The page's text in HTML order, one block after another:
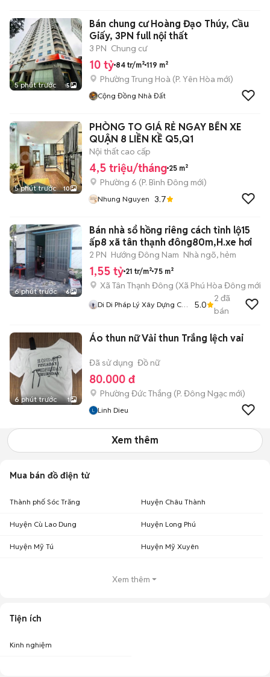
5 phút trước 5
Bán chung cư Hoàng Đạo Thúy, Cầu
Giấy, 3PN full nội thất
3 PN Chung cư
10 tỷ 84 tr/m² 119 m²
Phường Trung Hoà (P. Yên Hòa mới)
Cộng Đồng Nhà Đất
5 phút trước 10
PHÒNG TO GIÁ RẺ NGAY BẾN XE
QUẬN 8 LIỀN KỀ Q5,Q1
Nội thất cao cấp
4,5 triệu/tháng 25 m²
Phường 6 (P. Bình Đông mới)
Nhung Nguyen 3.7
6 phút trước 6
Bán nhà sổ hồng riêng cách tỉnh lộ15
ấp8 xã tân thạnh đông80m,H.xe hơi
2 PN Hướng Đông Nam Nhà ngõ, hẻm
1,55 tỷ 21 tr/m² 75 m²
Xã Tân Thạnh Đông (Xã Phú Hòa Đông mới)
Di Di Pháp Lý Xây Dựng Củ
5.0
2 đã
bán
6 phút trước 1
Áo thun nữ Vải thun Trắng lệch vai
Đã sử dụng Đồ nữ
80.000 đ
Phường Đức Thắng (P. Đông Ngạc mới)
Linh Dieu
Xem thêm
Mua bán đồ điện tử
Thành phố Sóc Trăng Huyện Châu Thành
Huyện Cù Lao Dung Huyện Long Phú
Huyện Mỹ Tú Huyện Mỹ Xuyên
Xem thêm
Tiện ích
Kinh nghiệm